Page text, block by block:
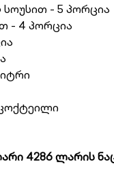
- 5 პორცია
- 4 პორცია
4286 ლარის